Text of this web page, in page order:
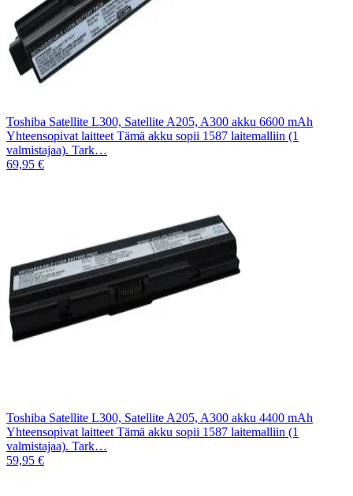
Toshiba Satellite L300, Satellite A205, A300 akku 6600 mAh
Yhteensopivat laitteet Tämä akku sopii 1587 laitemalliin (1
valmistajaa). Tark…
69,95 €
Toshiba Satellite L300, Satellite A205, A300 akku 4400 mAh
Yhteensopivat laitteet Tämä akku sopii 1587 laitemalliin (1
valmistajaa). Tark…
59,95 €